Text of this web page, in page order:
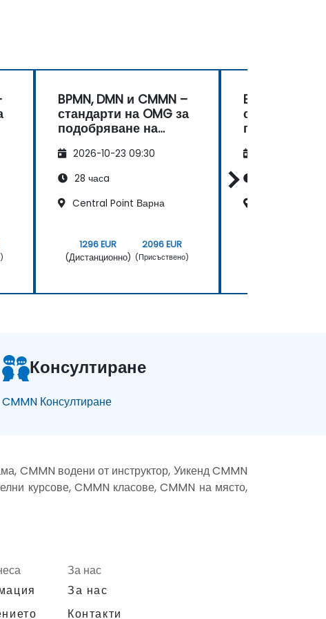
BPMN, DMN и CMMN –
стандарти на OMG за
подобряване на
2026-10-23 09:30
28 часa
Central Point Варна
1296 EUR
(Дистанционно)
2096 EUR
(Присъствено)
BPMN, DMN
стандарти
Консултиране
CMMN Консултиране
CMMN водени от инструктор, Уикенд CMMN
курсове, CMMN класове, CMMN на място,
За нас
За нас
Контакти